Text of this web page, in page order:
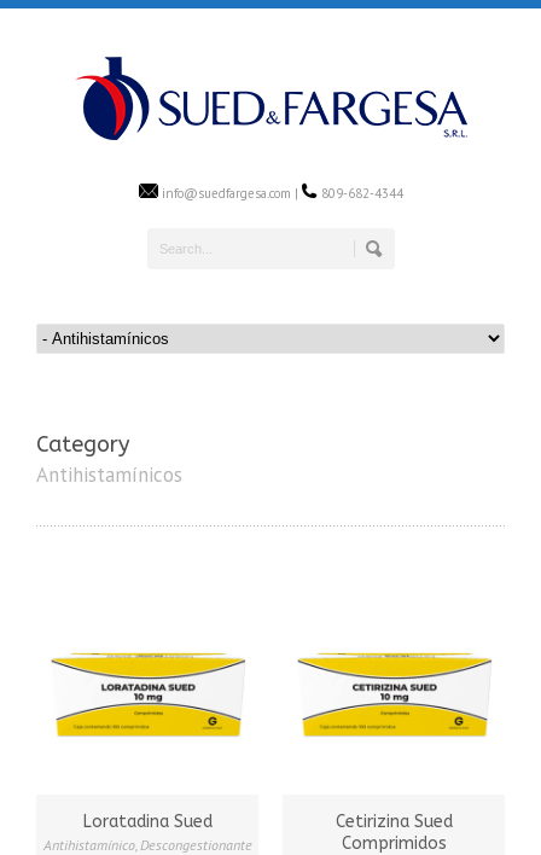
info@suedfargesa.com | 809-682-4344
Category
Antihistamínicos
Loratadina Sued
Antihistamínico,Descongestionante
Cetirizina Sued
Comprimidos